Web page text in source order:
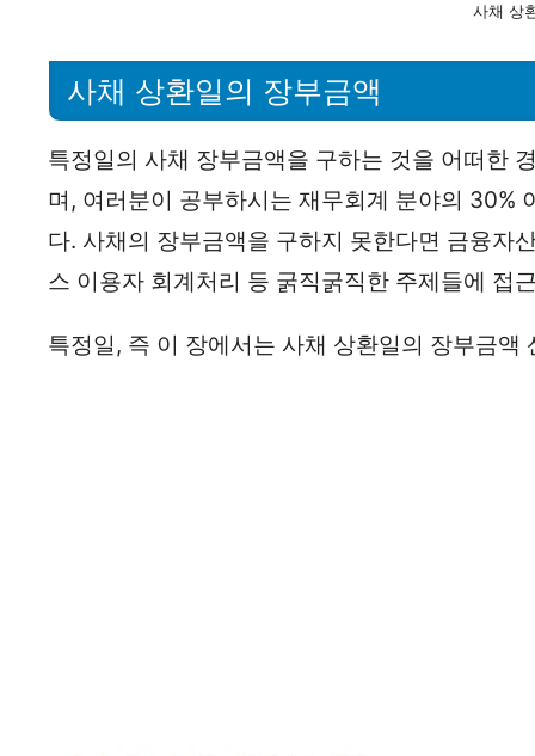
사채 상
사채 상환일의 장부금액
특정일의 사채 장부금액을 구하는 것을 어떠한
며, 여러분이 공부하시는 재무회계 분야의 30%
다. 사채의 장부금액을 구하지 못한다면 금융자
스 이용자 회계처리 등 굵직굵직한 주제들에 접
특정일, 즉 이 장에서는 사채 상환일의 장부금